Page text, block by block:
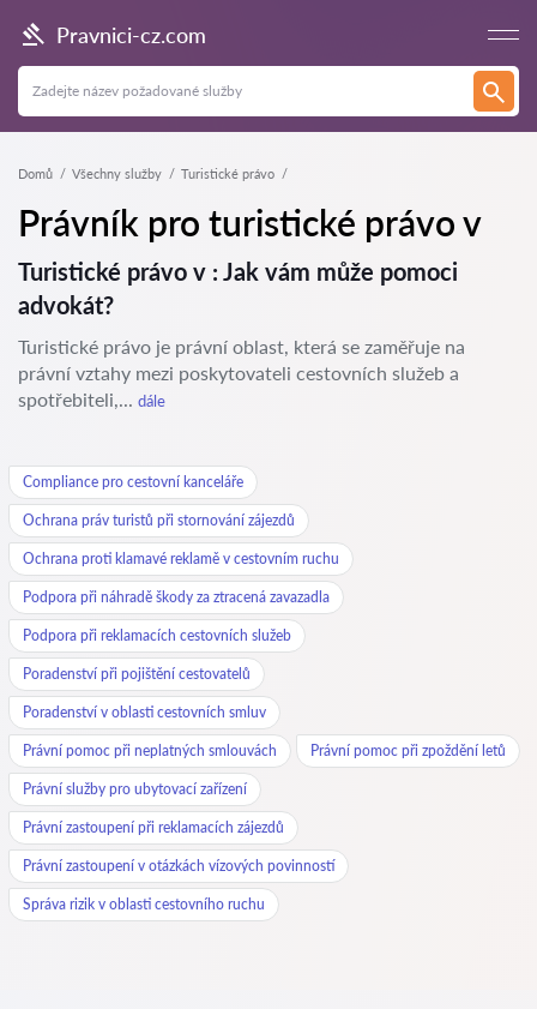
Pravnici-cz.com
Domů Všechny služby Turistické právo
Právník pro turistické právo v
Turistické právo v : Jak vám může pomoci
advokát?
Turistické právo je právní oblast, která se zaměřuje na
právní vztahy mezi poskytovateli cestovních služeb a
spotřebiteli,... dále
Compliance pro cestovní kanceláře
Ochrana práv turistů při stornování zájezdů
Ochrana proti klamavé reklamě v cestovním ruchu
Podpora při náhradě škody za ztracená zavazadla
Podpora při reklamacích cestovních služeb
Poradenství při pojištění cestovatelů
Poradenství v oblasti cestovních smluv
Právní pomoc při neplatných smlouvách Právní pomoc při zpoždění letů
Právní služby pro ubytovací zařízení
Právní zastoupení při reklamacích zájezdů
Právní zastoupení v otázkách vízových povinností
Správa rizik v oblasti cestovního ruchu